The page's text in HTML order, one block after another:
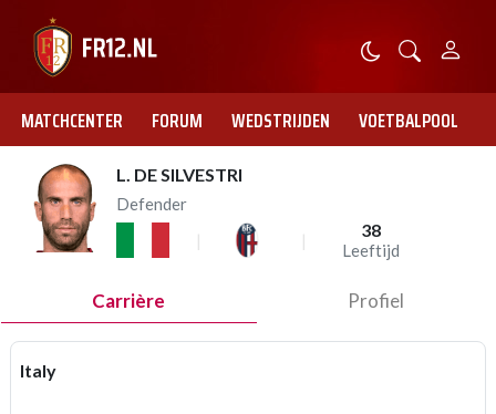
MATCHCENTER FORUM WEDSTRIJDEN VOETBALPOOL
L. DE SILVESTRI
Defender
38
Leeftijd
Carrière Profiel
Italy